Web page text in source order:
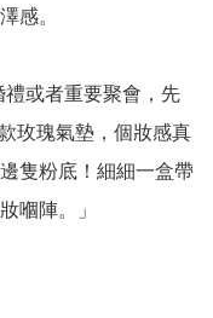
感。
或者重要聚會，先
玫瑰氣墊，個妝感真
隻粉底！細細一盒帶
嗰陣。」